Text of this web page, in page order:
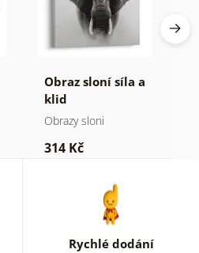
Obraz sloní síla a
klid
Obrazy sloni
314 Kč
Rychlé dodání